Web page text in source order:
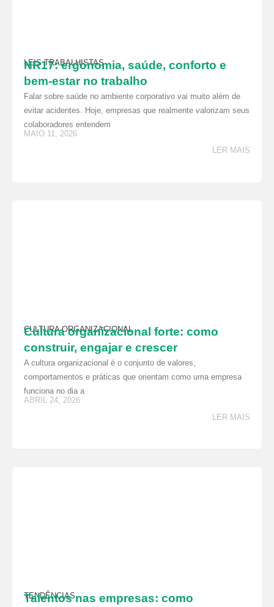
LEIS TRABALHISTAS
NR17: ergonomia, saúde, conforto e
bem-estar no trabalho
Falar sobre saúde no ambiente corporativo vai muito além de
evitar acidentes. Hoje, empresas que realmente valorizam seus
colaboradores entendem
MAIO 11, 2026
LER MAIS
CULTURA ORGANIZACIONAL
Cultura organizacional forte: como
construir, engajar e crescer
A cultura organizacional é o conjunto de valores,
comportamentos e práticas que orientam como uma empresa
funciona no dia a
ABRIL 24, 2026
LER MAIS
TENDÊNCIAS
Talentos nas empresas: como